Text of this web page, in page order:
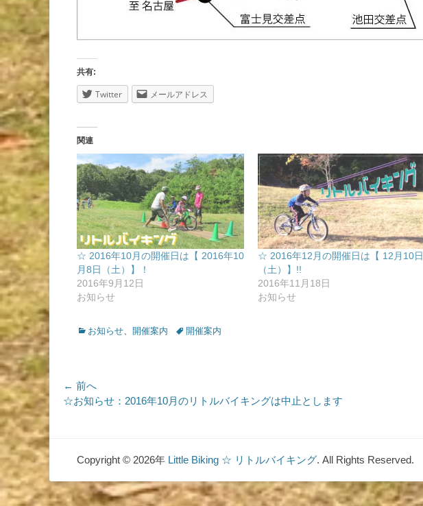
共有:
Twitter メールアドレス
関連
☆ 2016年10月の開催日は【 2016年10
月8日（土）】！
2016年9月12日
お知らせ
☆ 2016年12月の開催日は【 12月10日
（土）】!!
2016年11月18日
お知らせ
カ
ー
お知らせ、 開催案内
タ 開催案内
投
稿
ビ
ゲ
← 前へ
前
☆お知らせ：2016年10月のリトルバイキングは中止とします
Copyright © 2026年 Little Biking ☆ リトルバイキング. All Rights Reserved.